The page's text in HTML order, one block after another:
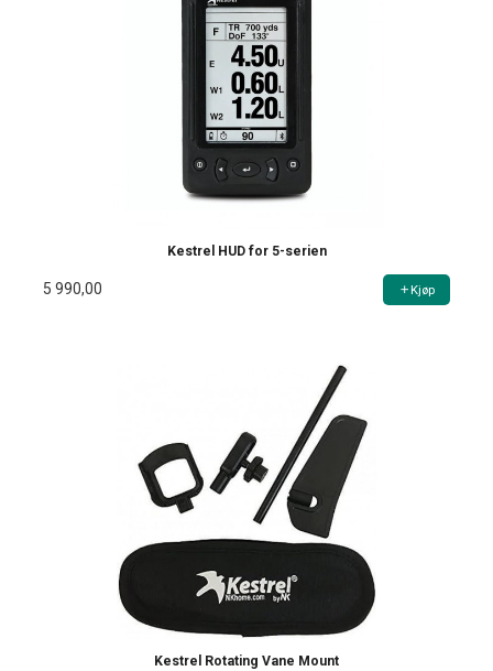
Kestrel HUD for 5-serien
5 990,00 Kjøp
Kestrel Rotating Vane Mount